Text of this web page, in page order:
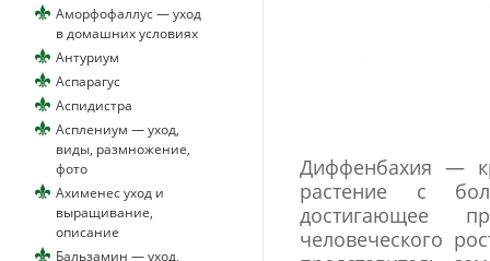
Диффенбахия —
растение с
достигающее
человеческого
Аморфофаллус — уход
в домашних условиях
Антуриум
Аспарагус
Аспидистра
Асплениум — уход,
виды, размножение,
фото
Ахименес уход и
выращивание,
описание
Бальзамин — уход,